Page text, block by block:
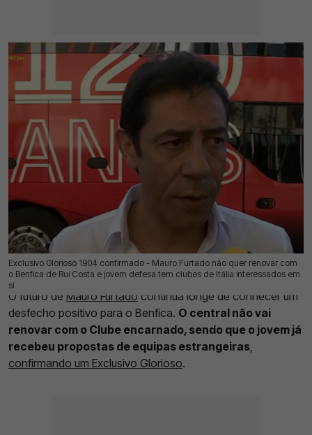
Exclusivo Glorioso 1904 confirmado - Mauro Furtado não quer renovar com
o Benfica de Rui Costa e jovem defesa tem clubes de Itália interessados em
si
15 Jul 2026 | 11:28 | 0
O futuro de Mauro Furtado continua longe de conhecer um
desfecho positivo para o Benfica. O central não vai
renovar com o Clube encarnado, sendo que o jovem já
recebeu propostas de equipas estrangeiras
confirmando um Exclusivo Glorioso.